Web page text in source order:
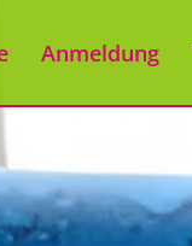
Anmeldung